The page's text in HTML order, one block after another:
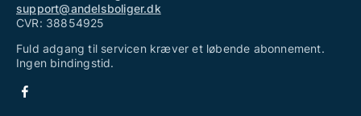
support@andelsboliger.dk
CVR: 38854925
Fuld adgang til servicen kræver et løbende abonnement.
Ingen bindingstid.